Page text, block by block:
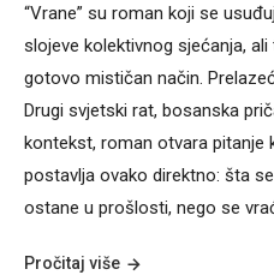
“Vrane” su roman koji se
slojeve kolektivnog sjećanja,
gotovo mističan način.
Drugi svjetski rat, bosanska
kontekst, roman otvara pitanje
postavlja ovako direktno: šta
ostane u prošlosti, nego se
Pročitaj više